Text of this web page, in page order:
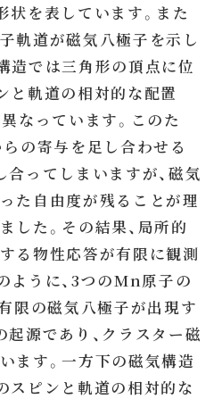
を表しています。また
軌道が磁気八極子を示し
造では三角形の頂点に位
と軌道の相対的な配置
異なっています。このた
の寄与を足し合わせる
合ってしまいますが、磁気
た自由度が残ることが理
した。その結果、局所的
る物性応答が有限に観測
ように、3つのMn原子の
限の磁気八極子が出現す
起源であり、クラスター磁
ます。一方下の磁気構造
スピンと軌道の相対的な